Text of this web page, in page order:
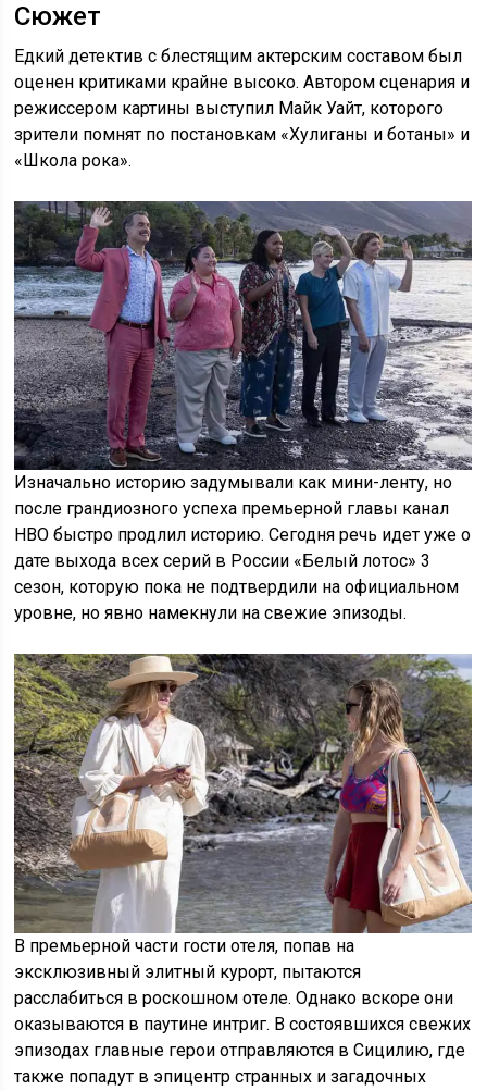
Сюжет
Едкий детектив с блестящим актерским составом был
оценен критиками крайне высоко. Автором сценария и
режиссером картины выступил Майк Уайт, которого
зрители помнят по постановкам «Хулиганы и ботаны» и
«Школа рока».
Изначально историю задумывали как мини-ленту, но
после грандиозного успеха премьерной главы канал
HBO быстро продлил историю. Сегодня речь идет уже о
дате выхода всех серий в России «Белый лотос» 3
сезон, которую пока не подтвердили на официальном
уровне, но явно намекнули на свежие эпизоды.
В премьерной части гости отеля, попав на
эксклюзивный элитный курорт, пытаются
расслабиться в роскошном отеле. Однако вскоре они
оказываются в паутине интриг. В состоявшихся свежих
эпизодах главные герои отправляются в Сицилию, где
также попадут в эпицентр странных и загадочных